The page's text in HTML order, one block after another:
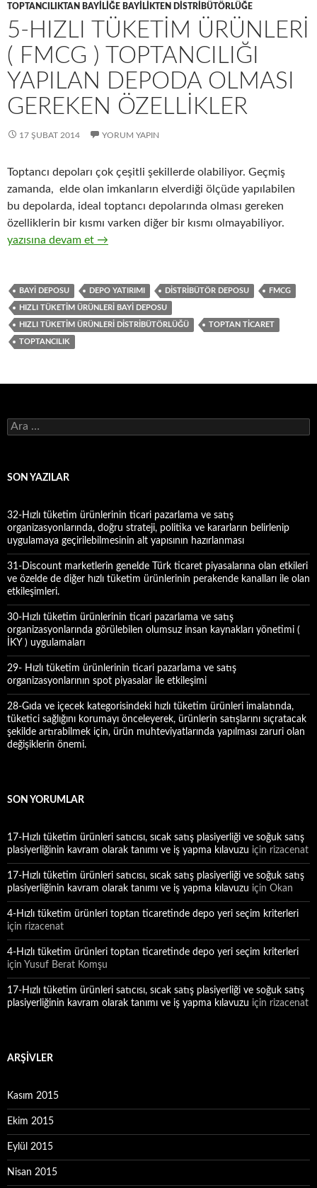
TOPTANCILIKTAN BAYILIĞE BAYILIKTEN DISTRIBÜTÖRLÜĞE
5-HIZLI TÜKETIM ÜRÜNLERI
( FMCG ) TOPTANCILIĞI
YAPILAN DEPODA OLMASI
GEREKEN ÖZELLIKLER
17 ŞUBAT 2014 YORUM YAPIN
Toptancı depoları çok çeşitli şekillerde olabiliyor. Geçmiş
zamanda, elde olan imkanların elverdiği ölçüde yapılabilen
bu depolarda, ideal toptancı depolarında olması gereken
özelliklerin bir kısmı varken diğer bir kısmı olmayabiliyor.
5-Hızlı tüketim ürünleri ( FMCG ) toptancılığı yapılan depoda
yazısına devam et →
BAYI DEPOSU DEPO YATIRIMI DISTRIBÜTÖR DEPOSU FMCG
HIZLI TÜKETIM ÜRÜNLERI BAYI DEPOSU
HIZLI TÜKETIM ÜRÜNLERI DISTRIBÜTÖRLÜĞÜ TOPTAN TICARET
TOPTANCILIK
A
r
a
SON YAZILAR
32-Hızlı tüketim ürünlerinin ticari pazarlama ve satış
organizasyonlarında, doğru strateji, politika ve kararların belirlenip
uygulamaya geçirilebilmesinin alt yapısının hazırlanması
31-Discount marketlerin genelde Türk ticaret piyasalarına olan etkileri
ve özelde de diğer hızlı tüketim ürünlerinin perakende kanalları ile olan
etkileşimleri.
30-Hızlı tüketim ürünlerinin ticari pazarlama ve satış
organizasyonlarında görülebilen olumsuz insan kaynakları yönetimi (
İKY ) uygulamaları
29- Hızlı tüketim ürünlerinin ticari pazarlama ve satış
organizasyonlarının spot piyasalar ile etkileşimi
28-Gıda ve içecek kategorisindeki hızlı tüketim ürünleri imalatında,
tüketici sağlığını korumayı önceleyerek, ürünlerin satışlarını sıçratacak
şekilde artırabilmek için, ürün muhteviyatlarında yapılması zaruri olan
değişiklerin önemi.
SON YORUMLAR
17-Hızlı tüketim ürünleri satıcısı, sıcak satış plasiyerliği ve soğuk satış
plasiyerliğinin kavram olarak tanımı ve iş yapma kılavuzu için rizacenat
17-Hızlı tüketim ürünleri satıcısı, sıcak satış plasiyerliği ve soğuk satış
plasiyerliğinin kavram olarak tanımı ve iş yapma kılavuzu için Okan
4-Hızlı tüketim ürünleri toptan ticaretinde depo yeri seçim kriterleri
için rizacenat
4-Hızlı tüketim ürünleri toptan ticaretinde depo yeri seçim kriterleri
için Yusuf Berat Komşu
17-Hızlı tüketim ürünleri satıcısı, sıcak satış plasiyerliği ve soğuk satış
plasiyerliğinin kavram olarak tanımı ve iş yapma kılavuzu için rizacenat
ARŞIVLER
Kasım 2015
Ekim 2015
Eylül 2015
Nisan 2015